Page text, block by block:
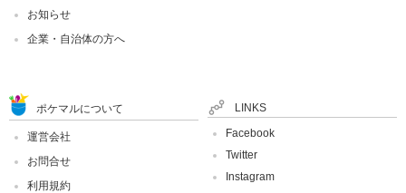
お知らせ
企業・自治体の方へ
ポケマルについて
運営会社
お問合せ
利用規約
LINKS
Facebook
Twitter
Instagram